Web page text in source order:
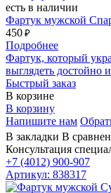
есть в наличии
Фартук мужской
450 ₽
Подробнее
Фартук, который
выглядеть достойно
Быстрый заказ
В корзине
В корзину
Напишите нам
В закладки В
Консультация
+7 (4012) 900-907
Артикул: 838317